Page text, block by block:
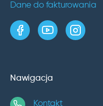
Dane do fakturowania
strona wkanał w
Nawigacja
Kontakt